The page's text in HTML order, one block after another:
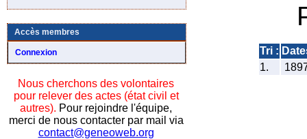
Accès membres
Connexion
Nous cherchons des volontaires
pour relever des actes (état civil et
autres). Pour rejoindre l'équipe,
merci de nous contacter par mail via
contact@geneoweb.org
Tri :
1.